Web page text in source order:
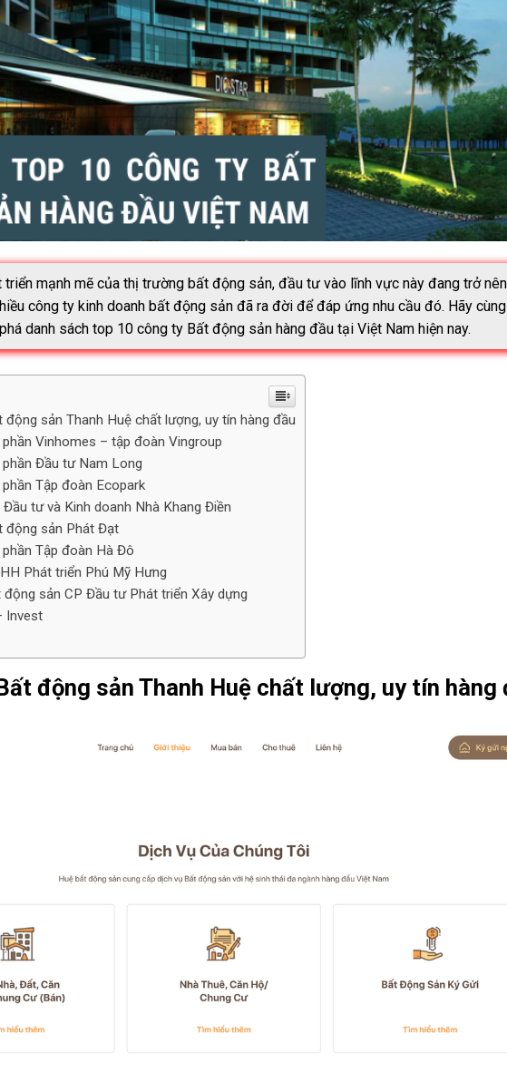
mạnh mẽ của thị trường bất động sản, đầu tư vào lĩnh vực này đang trở
công ty kinh doanh bất động sản đã ra đời để đáp ứng nhu cầu đó. Hãy cùng
danh sách top 10 công ty Bất động sản hàng đầu tại Việt Nam hiện nay.
động sản Thanh Huệ chất lượng, uy tín hàng đầu
Vinhomes – tập đoàn Vingroup
Đầu tư Nam Long
Tập đoàn Ecopark
tư và Kinh doanh Nhà Khang Điền
động sản Phát Đạt
Tập đoàn Hà Đô
Phát triển Phú Mỹ Hưng
động sản CP Đầu tư Phát triển Xây dựng
Invest
động sản Thanh Huệ chất lượng, uy tín hàng